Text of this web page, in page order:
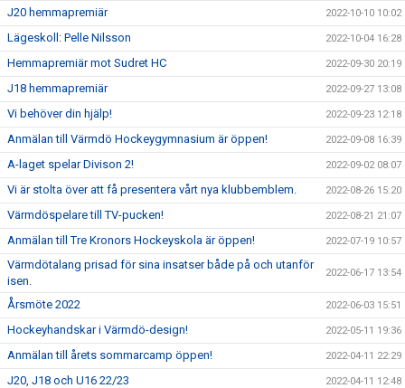
J20 hemmapremiär 2022-10-10 10:02
Lägeskoll: Pelle Nilsson 2022-10-04 16:28
Hemmapremiär mot Sudret HC 2022-09-30 20:19
J18 hemmapremiär 2022-09-27 13:08
Vi behöver din hjälp! 2022-09-23 12:18
Anmälan till Värmdö Hockeygymnasium är öppen! 2022-09-08 16:39
A-laget spelar Divison 2! 2022-09-02 08:07
Vi är stolta över att få presentera vårt nya klubbemblem. 2022-08-26 15:20
Värmdöspelare till TV-pucken! 2022-08-21 21:07
Anmälan till Tre Kronors Hockeyskola är öppen! 2022-07-19 10:57
Värmdötalang prisad för sina insatser både på och utanför
isen.
2022-06-17 13:54
Årsmöte 2022 2022-06-03 15:51
Hockeyhandskar i Värmdö-design! 2022-05-11 19:36
Anmälan till årets sommarcamp öppen! 2022-04-11 22:29
J20, J18 och U16 22/23 2022-04-11 12:48